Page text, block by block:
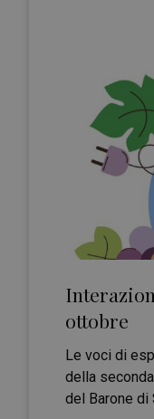
ottobre
Le voci di
della
del Barone di